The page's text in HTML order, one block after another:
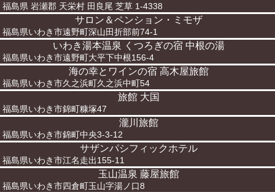
福島県 岩瀬郡 天栄村 田良尾 芝草 1-4338
サロン＆ペンション・ミモザ
福島県いわき市遠野町深山田折部前74-1
いわき湯本温泉 くつろぎの宿 中根の湯
福島県いわき市遠野町大平下中根156-4
海の幸とワインの宿 高木屋旅館
福島県いわき市久之浜町久之浜中町54
旅館 大国
福島県いわき市錦町糠塚47
瀧川旅館
福島県いわき市錦町中央3-3-12
サザンパシフィックホテル
福島県いわき市江名走出155-11
玉山温泉 藤屋旅館
福島県いわき市四倉町玉山字湯ノ口8